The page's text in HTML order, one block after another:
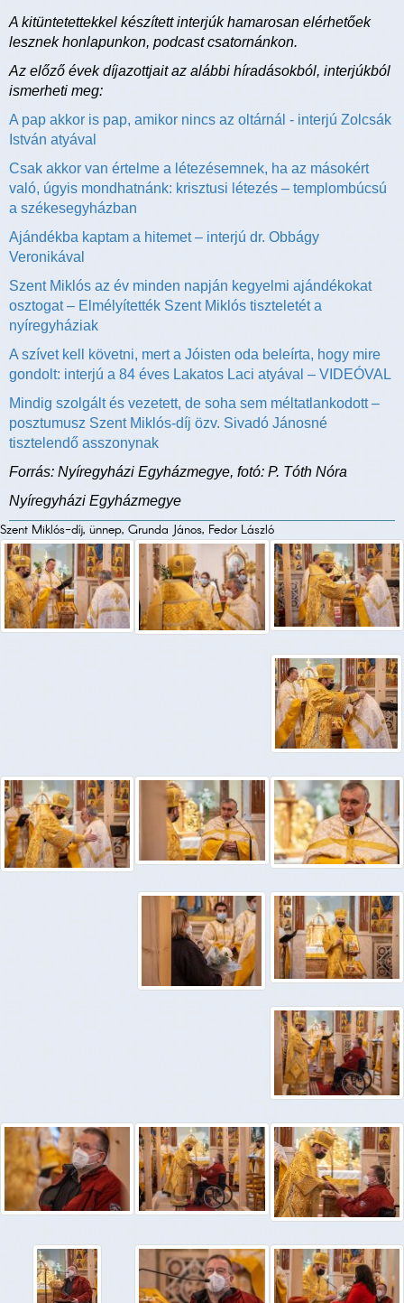
A kitüntetettekkel készített interjúk hamarosan elérhetőek
lesznek honlapunkon, podcast csatornánkon.
Az előző évek díjazottjait az alábbi híradásokból, interjúkból
ismerheti meg:
A pap akkor is pap, amikor nincs az oltárnál - interjú Zolcsák
István atyával
Csak akkor van értelme a létezésemnek, ha az másokért
való, úgyis mondhatnánk: krisztusi létezés – templombúcsú
a székesegyházban
Ajándékba kaptam a hitemet – interjú dr. Obbágy
Veronikával
Szent Miklós az év minden napján kegyelmi ajándékokat
osztogat – Elmélyítették Szent Miklós tiszteletét a
nyíregyháziak
A szívet kell követni, mert a Jóisten oda beleírta, hogy mire
gondolt: interjú a 84 éves Lakatos Laci atyával – VIDEÓVAL
Mindig szolgált és vezetett, de soha sem méltatlankodott –
posztumusz Szent Miklós-díj özv. Sivadó Jánosné
tisztelendő asszonynak
Forrás: Nyíregyházi Egyházmegye, fotó: P. Tóth Nóra
Nyíregyházi Egyházmegye
Szent Miklós-díj, ünnep, Grunda János, Fedor László